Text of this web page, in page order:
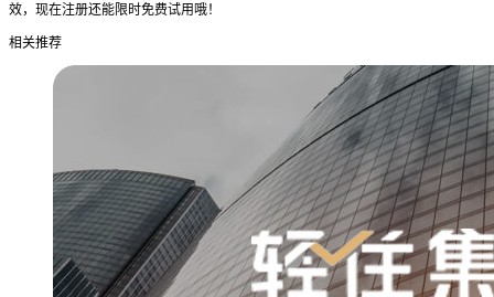
效，现在注册还能限时免费试用哦！
相关推荐